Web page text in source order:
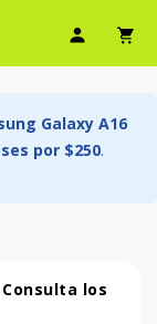
Ícono
Galaxy A16
por $250.
los